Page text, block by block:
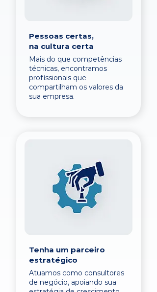
Pessoas certas,
na cultura certa
Mais do que competências
técnicas, encontramos
profissionais que
compartilham os valores da
sua empresa.
Tenha um parceiro
estratégico
Atuamos como consultores
de negócio, apoiando sua